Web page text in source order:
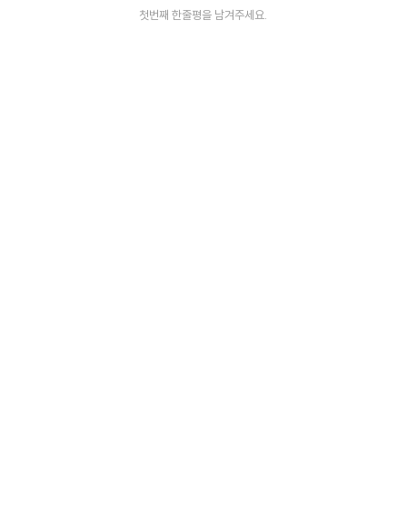
첫번째 한줄평을 남겨주세요.